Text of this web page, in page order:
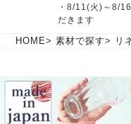
敏感肌用
パジャマ
マタニティ
ィース
パジャマ
夏パジャマ特集
お支払い・送料・配送
・8/11(火)～8/
だきます
HOME 素材で探す リ